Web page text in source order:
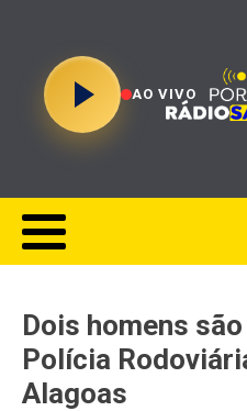
AO VIVO
Dois homens
Polícia
Alagoas